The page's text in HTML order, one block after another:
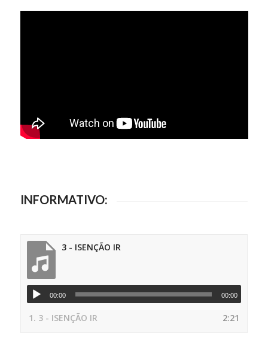
INFORMATIVO:
3 - ISENÇÃO IR
00:00 00:00
1. 3 - ISENÇÃO IR 2:21